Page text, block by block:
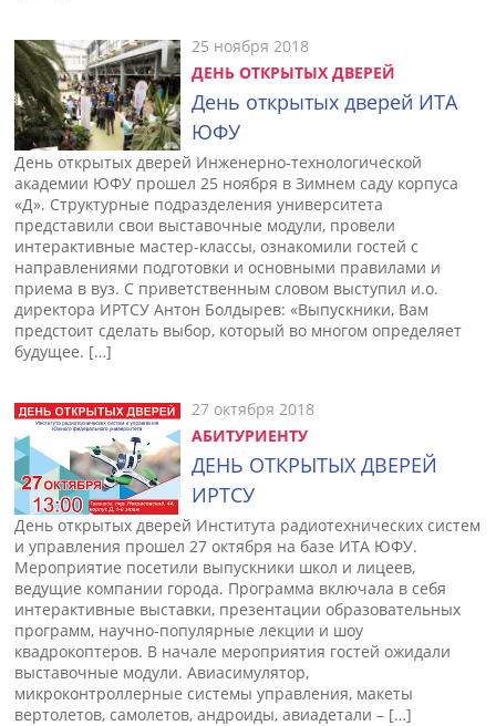
25 ноября 2018
ДЕНЬ ОТКРЫТЫХ ДВЕРЕЙ
День открытых дверей ИТА
ЮФУ
День открытых дверей Инженерно-технологической
академии ЮФУ прошел 25 ноября в Зимнем саду корпуса
«Д». Структурные подразделения университета
представили свои выставочные модули, провели
интерактивные мастер-классы, ознакомили гостей с
направлениями подготовки и основными правилами и
приема в вуз. С приветственным словом выступил и.о.
директора ИРТСУ Антон Болдырев: «Выпускники, Вам
предстоит сделать выбор, который во многом определяет
будущее. […]
27 октября 2018
АБИТУРИЕНТУ
ДЕНЬ ОТКРЫТЫХ ДВЕРЕЙ
ИРТСУ
День открытых дверей Института радиотехнических систем
и управления прошел 27 октября на базе ИТА ЮФУ.
Мероприятие посетили выпускники школ и лицеев,
ведущие компании города. Программа включала в себя
интерактивные выставки, презентации образовательных
программ, научно-популярные лекции и шоу
квадрокоптеров. В начале мероприятия гостей ожидали
выставочные модули. Авиасимулятор,
микроконтроллерные системы управления, макеты
вертолетов, самолетов, андроиды, авиадетали – […]